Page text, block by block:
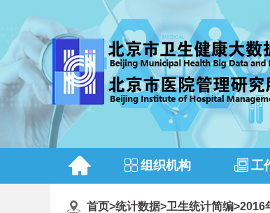
组织机构 工
首页>统计数据>卫生统计简编>2016